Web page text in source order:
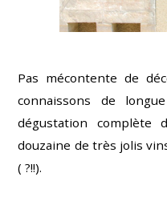
Pas mécontente de
connaissons de
dégustation
douzaine de très jolis
( ?!!).